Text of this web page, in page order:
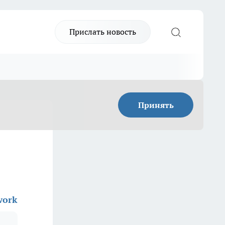
Прислать новость
Принять